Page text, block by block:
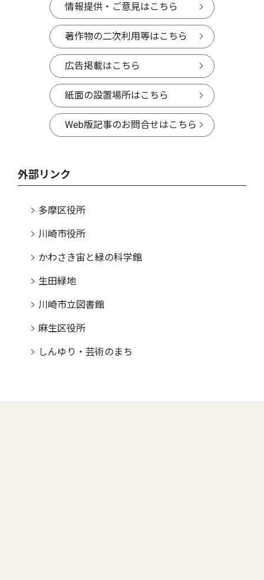
情報提供・ご意見はこちら
著作物の二次利用等はこちら
広告掲載はこちら
紙面の設置場所はこちら
Web版記事のお問合せはこちら
外部リンク
多摩区役所
川崎市役所
かわさき宙と緑の科学館
生田緑地
川崎市立図書館
麻生区役所
しんゆり・芸術のまち